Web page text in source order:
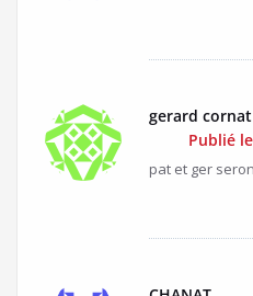
gerard cornat
Publié
pat et ger